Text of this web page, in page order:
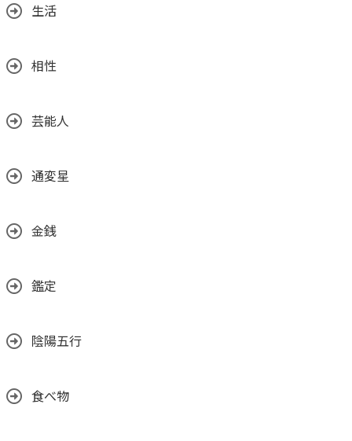
生活
相性
芸能人
通変星
金銭
鑑定
陰陽五行
食べ物